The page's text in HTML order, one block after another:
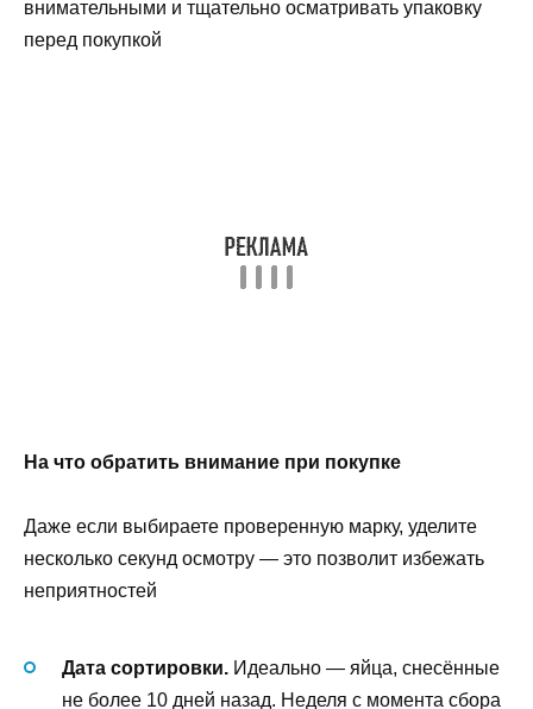
внимательными и тщательно осматривать упаковку
перед покупкой
На что обратить внимание при покупке
Даже если выбираете проверенную марку, уделите
несколько секунд осмотру — это позволит избежать
неприятностей
Дата сортировки. Идеально — яйца, снесённые
не более 10 дней назад. Неделя с момента сбора